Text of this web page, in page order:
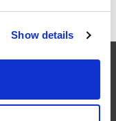
Show details